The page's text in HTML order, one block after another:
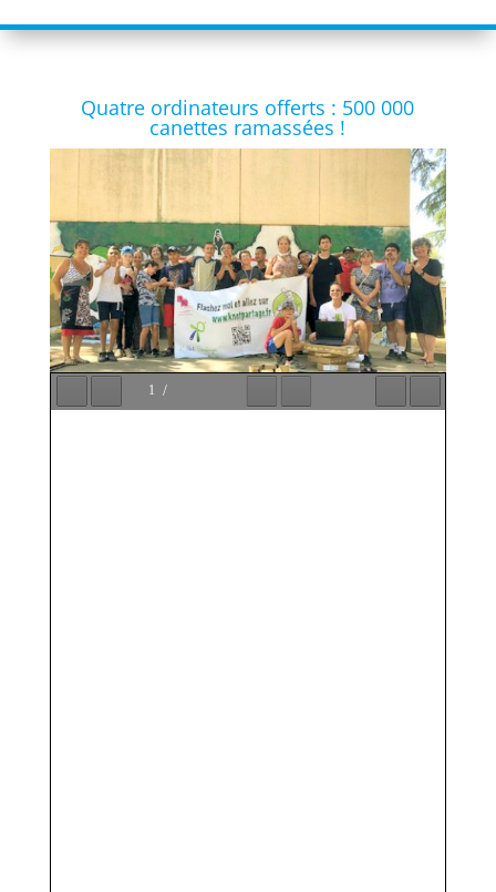
Quatre ordinateurs offerts : 500 000
canettes ramassées !